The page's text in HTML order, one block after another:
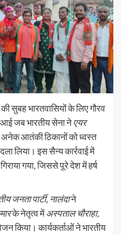
सुबह भारतवासियों के लिए गौरव
जब भारतीय सेना नेएयर
आतंकी ठिकानों को ध्वस्त
लिया। इस सैन्य कार्रवाई में
गया, जिससे पूरे देश में हर्ष
जनता पार्टी, नालंदाने
के नेतृत्व मेंअस्पताल चौराहा,
किया। कार्यकर्ताओं ने भारतीय